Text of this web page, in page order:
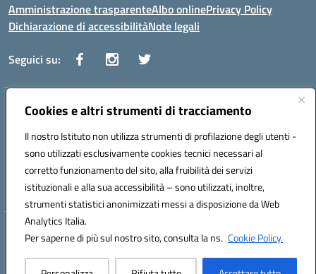
Cookies e altri strumenti di tracciamento
Il nostro Istituto non utilizza strumenti di profilazione degli utenti -
sono utilizzati esclusivamente cookies tecnici necessari al
corretto funzionamento del sito, alla fruibilità dei servizi
istituzionali e alla sua accessibilità – sono utilizzati, inoltre,
strumenti statistici anonimizzati messi a disposizione da Web
Analytics Italia.
Per saperne di più sul nostro sito, consulta la ns. Cookie Policy.
Amministrazione trasparenteAlbo onlinePrivacy Policy
Dichiarazione di accessibilitàNote legali
Seguici su:
Indirizzo:Via Vaccari n.5 e Via Falcone n.20 - 91025 Marsala
Posta elettronica certificata (PEC):tppm03000q@pec.istruzione.it
Codice fiscale: 82004490817
Codice meccanografico: TPPM03000Q
Hosting & Powered by 3D Solution S.r.l.
Concept & Design by Designers Italia